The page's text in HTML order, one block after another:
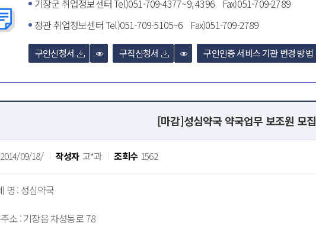
기장군 취업정보센터 Tel)051-709-4377~9, 4396 Fax)051-709-2789
정관 취업정보센터 Tel)051-709-5105~6 Fax)051-709-2789
구인신청서 구직신청서 구인인증 서비스 기관 변경 방법
[마감]성심약국 약국업무 보조원 모집
2014/09/18/ 작성자 교*과 조회수 1562